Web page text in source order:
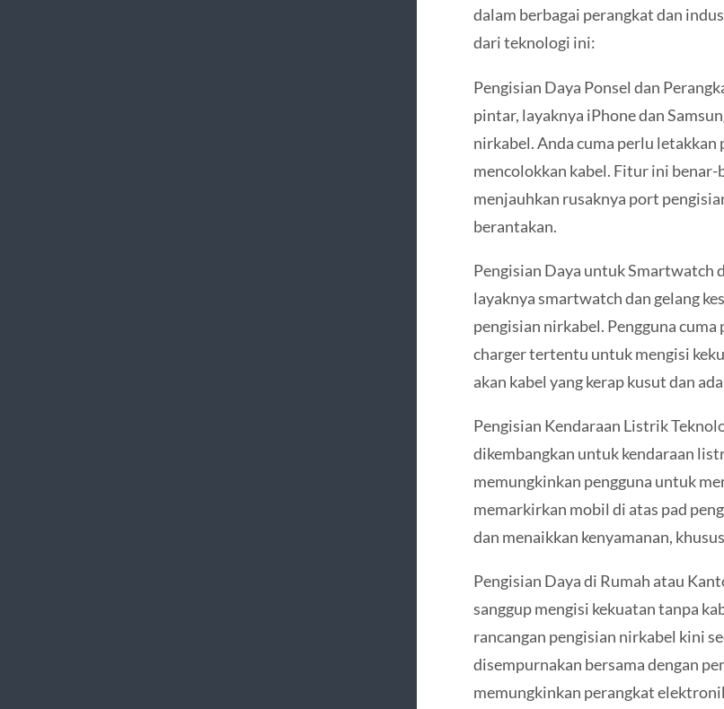
dalam berbagai perangkat dan
dari teknologi ini:
Pengisian Daya Ponsel dan
pintar, layaknya iPhone dan
nirkabel. Anda cuma perlu letakkan
mencolokkan kabel. Fitur ini benar-
menjauhkan rusaknya port
berantakan.
Pengisian Daya untuk Smartwatch
layaknya smartwatch dan gelang
pengisian nirkabel. Pengguna
charger tertentu untuk mengisi
akan kabel yang kerap kusut dan
Pengisian Kendaraan Listrik
dikembangkan untuk kendaraan
memungkinkan pengguna untuk
memarkirkan mobil di atas pad
dan menaikkan kenyamanan,
Pengisian Daya di Rumah atau
sanggup mengisi kekuatan tanpa
rancangan pengisian nirkabel kini
disempurnakan bersama dengan
memungkinkan perangkat